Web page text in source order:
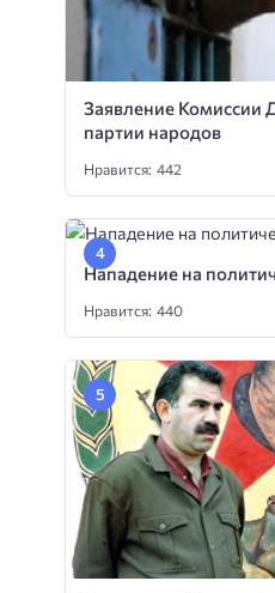
Заявление Комиссии
партии народов
Нравится: 442
Нападение на
Нравится: 440